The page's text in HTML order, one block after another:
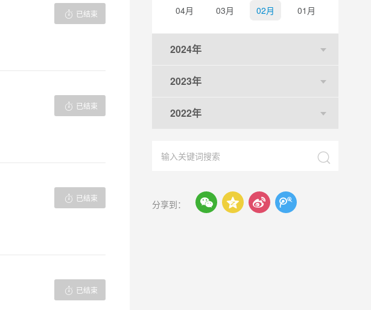
 已结束
 已结束
 已结束
 已结束
04月
03月 02月 01月
2024年
2023年
2022年

分享到：    